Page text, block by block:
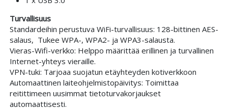
Turvallisuus
Standardeihin perustuva WiFi-turvallisuus: 128-bittinen AES-
salaus, Tukee WPA-, WPA2- ja WPA3-salausta.
Vieras-Wifi-verkko: Helppo määrittää erillinen ja turvallinen
Internet-yhteys vieraille.
VPN-tuki: Tarjoaa suojatun etäyhteyden kotiverkkoon
Automaattinen laiteohjelmistopäivitys: Toimittaa
reitittimeen uusimmat tietoturvakorjaukset
automaattisesti.